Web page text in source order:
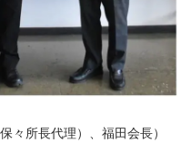
々所長代理）、福田会長）